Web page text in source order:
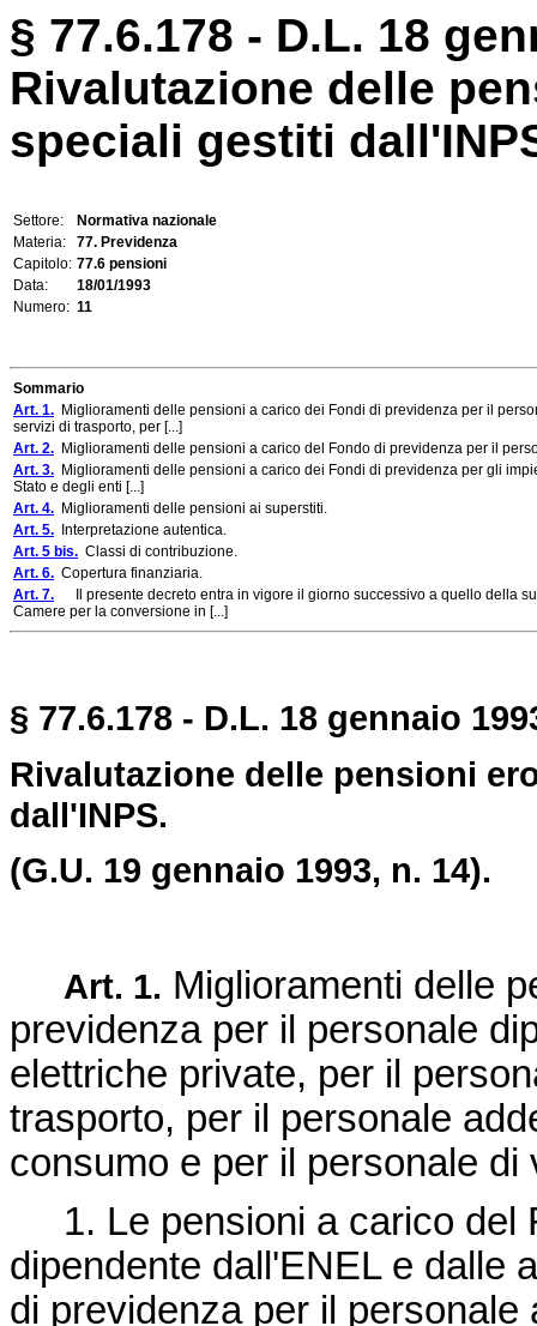
§ 77.6.178 - D.L. 18
Rivalutazione delle
speciali gestiti
Settore:
Normativa nazionale
Materia:
77. Previdenza
Capitolo: 77.6 pensioni
Data:
18/01/1993
Numero: 11
Sommario
Art. 1. Miglioramenti delle pensioni a carico dei Fondi di previdenza per il
servizi di trasporto, per [...]
Art. 2. Miglioramenti delle pensioni a carico del Fondo di previdenza per il
Art. 3. Miglioramenti delle pensioni a carico dei Fondi di previdenza per gli
Stato e degli enti [...]
Art. 4. Miglioramenti delle pensioni ai superstiti.
Art. 5. Interpretazione autentica.
Art. 5 bis. Classi di contribuzione.
Art. 6. Copertura finanziaria.
Art. 7. Il presente decreto entra in vigore il giorno successivo a quello della
Camere per la conversione in [...]
§ 77.6.178 - D.L. 18 gennaio
Rivalutazione delle pensioni
dall'INPS.
(G.U. 19 gennaio 1993, n. 14).
Art. 1. Miglioramenti delle
previdenza per il personale
elettriche private, per il
trasporto, per il personale
consumo e per il personale di
1. Le pensioni a carico del
dipendente dall'ENEL e dalle
di previdenza per il